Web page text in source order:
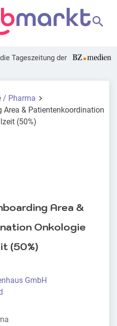
die Tageszeitung der
/ Pharma
Area & Patientenkoordination
(50%)
Area &
Onkologie
(50%)
GmbH